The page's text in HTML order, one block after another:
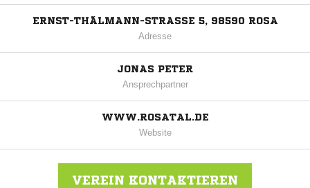
ERNST-THÄLMANN-STRASSE 5, 98590 ROSA
Adresse
JONAS PETER
Ansprechpartner
WWW.ROSATAL.DE
Website
VEREIN KONTAKTIEREN